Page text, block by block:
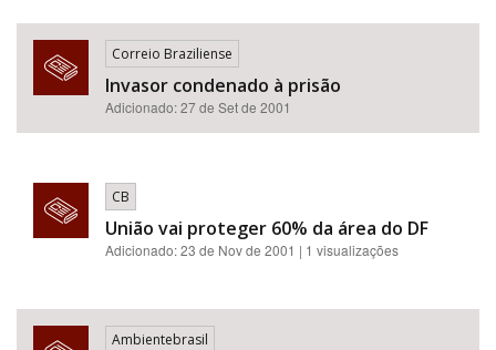
Correio Braziliense
Invasor condenado à prisão
Adicionado: 27 de Set de 2001
CB
União vai proteger 60% da área do DF
Adicionado: 23 de Nov de 2001 | 1 visualizações
Ambientebrasil